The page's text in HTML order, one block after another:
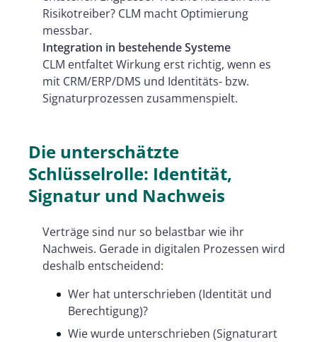
Risikotreiber? CLM macht Optimierung
messbar.
Integration in bestehende Systeme
CLM entfaltet Wirkung erst richtig, wenn es
mit CRM/ERP/DMS und Identitäts- bzw.
Signaturprozessen zusammenspielt.
Die unterschätzte
Schlüsselrolle: Identität,
Signatur und Nachweis
Verträge sind nur so belastbar wie ihr
Nachweis. Gerade in digitalen Prozessen wird
deshalb entscheidend:
Wer hat unterschrieben (Identität und
Berechtigung)?
Wie wurde unterschrieben (Signaturart